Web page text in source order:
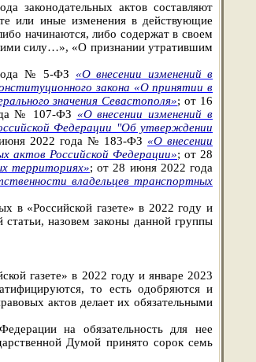
законодательных актов составляют
или иные изменения в действующие
начинаются, либо содержат в своем
силу…», «О признании утратившим
года № 5-ФЗ «О внесении изменений в
закона «О принятии в
значения Севастополя»; от 16
№ 107-ФЗ «О внесении изменений в
Федерации "Об утверждении
2022 года № 183-ФЗ«О внесении
актов Российской Федерации»; от 28
территориях»; от 28 июня 2022 года
владельцев транспортных
в «Российской газете» в 2022 году и
статьи, назовем законы данной группы
газете» в 2022 году и январе 2023
то есть одобряются и
актов делает их обязательными
на обязательность для нее
Думой принято сорок семь